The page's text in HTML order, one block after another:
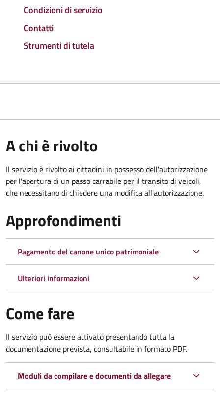
Condizioni di servizio
Contatti
Strumenti di tutela
A chi è rivolto
Il servizio è rivolto ai cittadini in possesso dell'autorizzazione
per l'apertura di un passo carrabile per il transito di veicoli,
che necessitano di chiedere una modifica all'autorizzazione.
Approfondimenti
Pagamento del canone unico patrimoniale
Ulteriori informazioni
Come fare
Il servizio può essere attivato presentando tutta la
documentazione prevista, consultabile in formato PDF.
Moduli da compilare e documenti da allegare